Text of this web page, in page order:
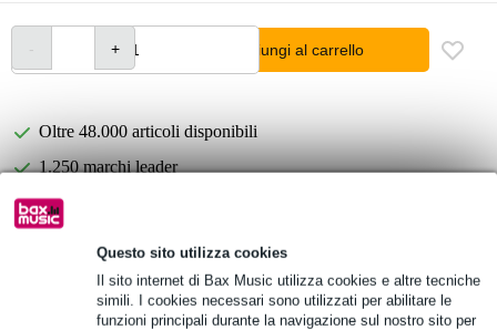
Questo sito utilizza cookies
Il sito internet di Bax Music utilizza cookies e altre tecniche
simili. I cookies necessari sono utilizzati per abilitare le
funzioni principali durante la navigazione sul nostro sito per
Aggiungi al carrello
Oltre 48.000 articoli disponibili
1.250 marchi leader
Informazioni sul prodotto
diametro massimo: 35 mm
peso: 0,7 kg